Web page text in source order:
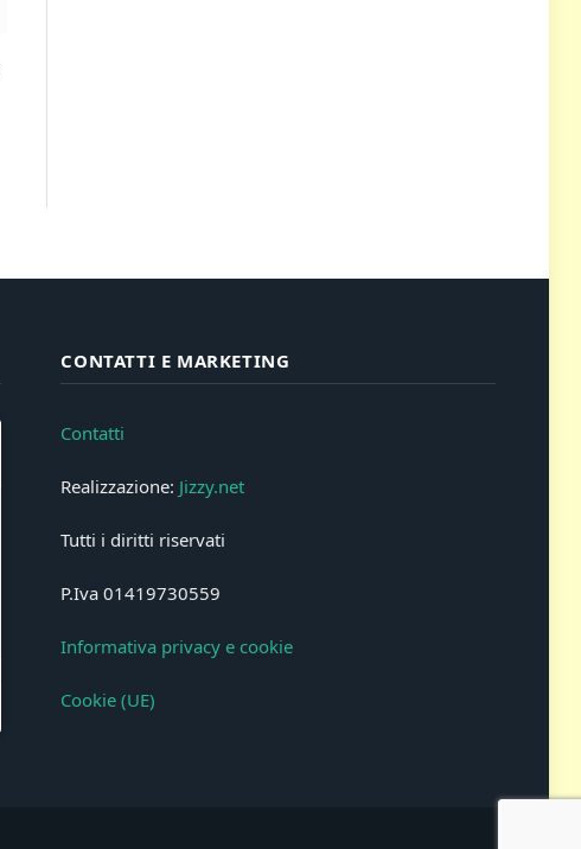
CONTATTI E MARKETING
Contatti
Realizzazione: Jizzy.net
Tutti i diritti riservati
P.Iva 01419730559
Informativa privacy e cookie
Cookie (UE)